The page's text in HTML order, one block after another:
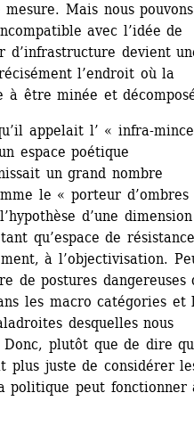
Mais nous
avec l’idée de
devient
l’endroit où la
être minée et
appelait l’ « infra-
espace poétique
un grand nombre
le « porteur
d’une dimension
qu’espace de
à l’objectivisation.
de postures dangereuses
les macro catégories et
desquelles nous
Donc, plutôt que de dire
plus juste de considérer
politique peut fonctionner